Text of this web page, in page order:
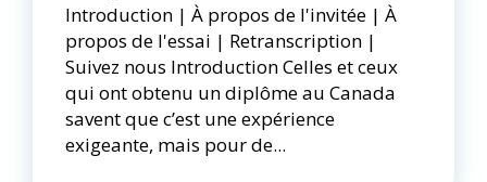
Introduction | À propos de l'invitée | À
propos de l'essai | Retranscription |
Suivez nous Introduction Celles et ceux
qui ont obtenu un diplôme au Canada
savent que c’est une expérience
exigeante, mais pour de...